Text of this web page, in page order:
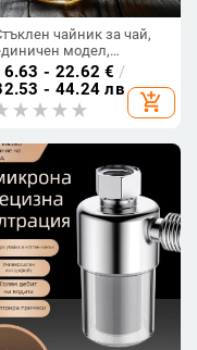
чайник за чай,
модел,
на високи
удебелен
комплект за
на чай и вода,
- 22.62 € /
- 44.24 лв
add_shopping_cart